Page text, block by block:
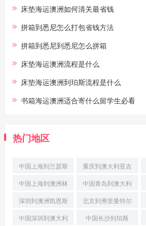
床垫海运澳洲如何清关最省钱
拼箱到悉尼怎么打包省钱方法
拼箱到悉尼到悉尼怎么拼箱
床垫海运澳洲流程是什么
床垫海运澳洲到珀斯流程是什么
书箱海运澳洲适合寄什么留学生必看
热门地区
中国上海到兰瑟斯
顿国际多式联运
重庆到澳大利亚吉
朗空运
中国上海到澳洲林
肯港(PortLinco
中国青岛到澳大利
亚霍巴特国际空运
专线
深圳到澳洲凯恩斯
跨境海空联运
北京到弗里曼特尔
航空快递
中国深圳到澳大利 中国长沙到珀斯